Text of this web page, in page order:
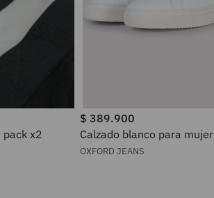
pack x2
$ 389.900
Calzado blanco para mujer
OXFORD JEANS